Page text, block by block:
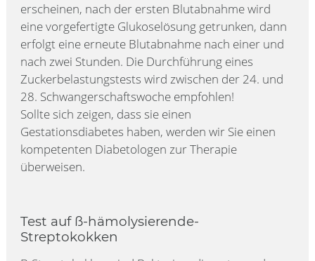
erscheinen, nach der ersten Blutabnahme wird
eine vorgefertigte Glukoselösung getrunken, dann
erfolgt eine erneute Blutabnahme nach einer und
nach zwei Stunden. Die Durchführung eines
Zuckerbelastungstests wird zwischen der 24. und
28. Schwangerschaftswoche empfohlen!
Sollte sich zeigen, dass sie einen
Gestationsdiabetes haben, werden wir Sie einen
kompetenten Diabetologen zur Therapie
überweisen.
Test auf ß-hämolysierende-
Streptokokken